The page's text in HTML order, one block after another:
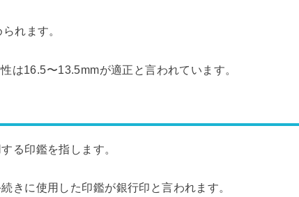
れます。
は16.5〜13.5mmが適正と言われています。
る印鑑を指します。
きに使用した印鑑が銀行印と言われます。